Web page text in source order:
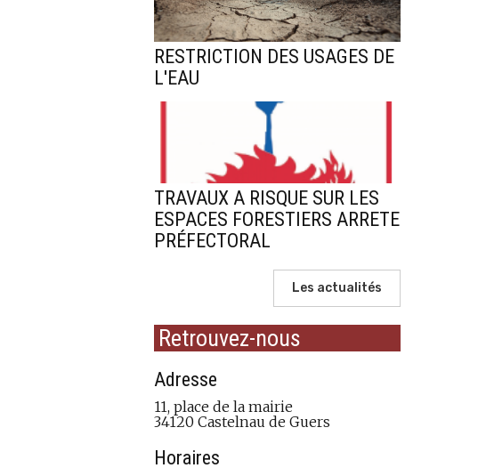
RESTRICTION DES USAGES DE
L'EAU
TRAVAUX A RISQUE SUR LES
ESPACES FORESTIERS ARRETE
PRÉFECTORAL
Les actualités
Retrouvez-nous
Adresse
11, place de la mairie
34120 Castelnau de Guers
Horaires